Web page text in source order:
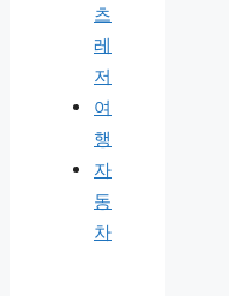
츠
레
저
여
행
자
동
차